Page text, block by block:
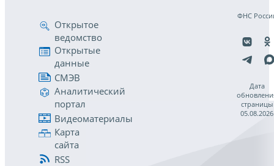
Открытое
ведомство
Открытые
данные
СМЭВ
Аналитический
портал
Видеоматериалы
Карта
сайта
RSS
ФНС
Дата
страницы
05.08.2026